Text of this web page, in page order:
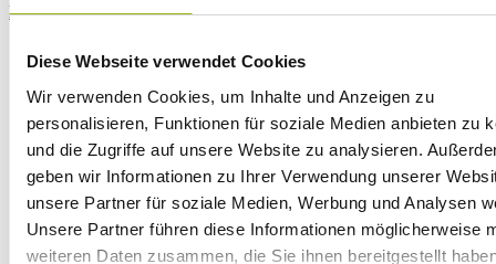
Diese Webseite verwendet Cookies
Wir verwenden Cookies, um Inhalte und Anzeigen zu
personalisieren, Funktionen für soziale Medien anbieten zu
und die Zugriffe auf unsere Website zu analysieren.
geben wir Informationen zu Ihrer Verwendung unserer
unsere Partner für soziale Medien, Werbung und Analysen
Unsere Partner führen diese Informationen möglicherweise
weiteren Daten zusammen, die Sie ihnen bereitgestellt
Easy Ticket
Fever
mitfühlen, wie ihr Leben und ihr Tun, ihr Malen usw.
verlief. Es war einfach nur großartig. Lieben Dank für
diesen besonderen Moment der Freude und des
Erlebens!"
„Als großer Frida Fan war ich nachhaltig von der
Performance beeindruckt. Eine erlebbare Art Kunst und
das Leben der einzigartigen Künstlerin Frida Kahlo
darzustellen. Großartig!!"